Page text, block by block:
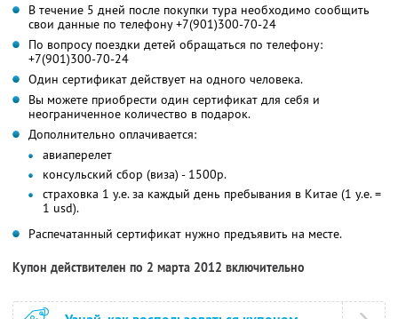
В течение 5 дней после покупки тура необходимо сообщить
свои данные по телефону +7(901)300-70-24
По вопросу поездки детей обращаться по телефону:
+7(901)300-70-24
Один сертификат действует на одного человека.
Вы можете приобрести один сертификат для себя и
неограниченное количество в подарок.
Дополнительно оплачивается:
авиаперелет
консульский сбор (виза) - 1500р.
страховка 1 у.е. за каждый день пребывания в Китае (1 у.е. =
1 usd).
Распечатанный сертификат нужно предъявить на месте.
Купон действителен по 2 марта 2012 включительно